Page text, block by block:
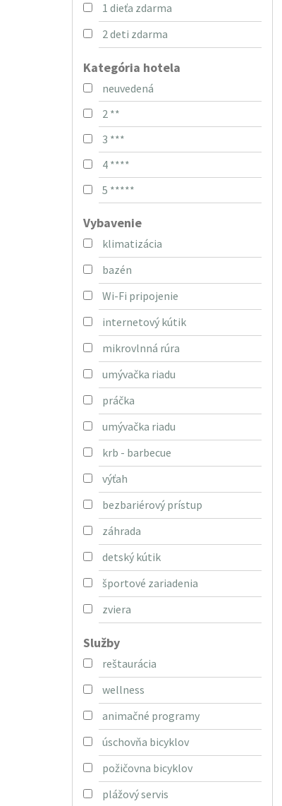
1 dieťa zdarma
2 deti zdarma
Kategória hotela
neuvedená
2 **
3 ***
4 ****
5 *****
Vybavenie
klimatizácia
bazén
Wi-Fi pripojenie
internetový kútik
mikrovlnná rúra
umývačka riadu
práčka
umývačka riadu
krb - barbecue
výťah
bezbariérový prístup
záhrada
detský kútik
športové zariadenia
zviera
Služby
reštaurácia
wellness
animačné programy
úschovňa bicyklov
požičovna bicyklov
plážový servis